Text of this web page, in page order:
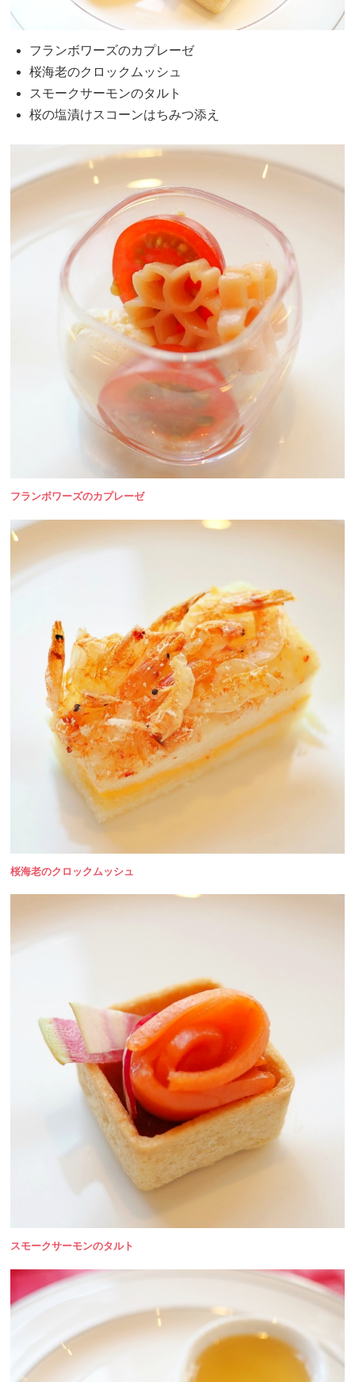
フランボワーズのカプレーゼ
桜海老のクロックムッシュ
スモークサーモンのタルト
桜の塩漬けスコーンはちみつ添え
フランボワーズのカプレーゼ
桜海老のクロックムッシュ
スモークサーモンのタルト